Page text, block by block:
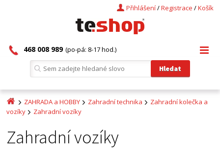
Košík
/
Registrace
/
Přihlášení
468 008 989 (po-pá: 8-17 hod.)
ZAHRADA a HOBBY Zahradní technika
Zahradní kolečka a
vozíky
Zahradní vozíky
Zahradní vozíky